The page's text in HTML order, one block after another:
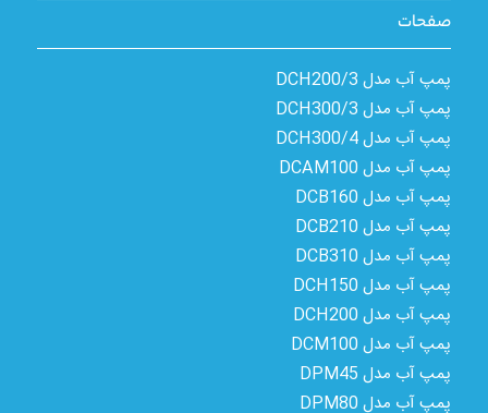
صفحات
پمپ آب مدل 3/DCH200
پمپ آب مدل 3/DCH300
پمپ آب مدل 4/DCH300
پمپ آب مدل DCAM100
پمپ آب مدل DCB160
پمپ آب مدل DCB210
پمپ آب مدل DCB310
پمپ آب مدل DCH150
پمپ آب مدل DCH200
پمپ آب مدل DCM100
پمپ آب مدل DPM45
پمپ آب مدل DPM80